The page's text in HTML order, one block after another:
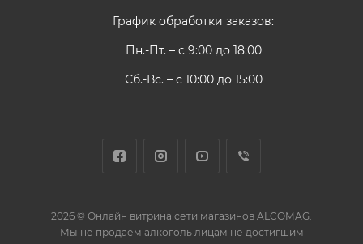
График обработки заказов:
Пн.-Пт. – с 9:00 до 18:00
Сб.-Вс. – с 10:00 до 15:00
2026 © Онлайн витрина сети магазинов ALCOMAG.
Мы не продаем алкоголь лицам не достигшим